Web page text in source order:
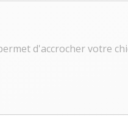
d'accrocher votre